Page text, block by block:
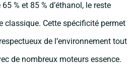
% et 85 % d’éthanol, le reste
classique. Cette spécificité permet
de l’environnement tout
de nombreux moteurs essence.